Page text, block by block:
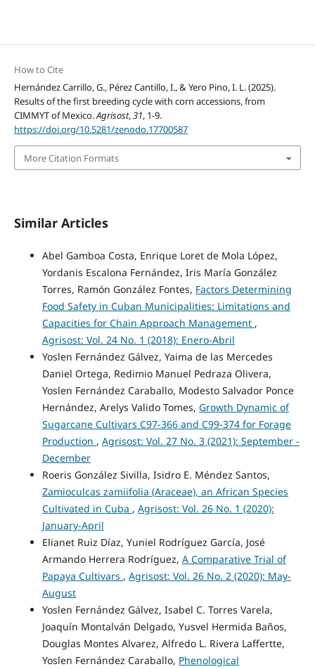
How to Cite
Hernández Carrillo, G., Pérez Cantillo, I., & Yero Pino, I. L. (2025).
Results of the first breeding cycle with corn accessions, from
CIMMYT of Mexico.Agrisost,31, 1-9.
https://doi.org/10.5281/zenodo.17700587
More Citation Formats
Similar Articles
Abel Gamboa Costa, Enrique Loret de Mola López,
Yordanis Escalona Fernández, Iris María González
Torres, Ramón González Fontes, Factors Determining
Food Safety in Cuban Municipalities: Limitations and
Capacities for Chain Approach Management ,
Agrisost: Vol. 24 No. 1 (2018): Enero-Abril
Yoslen Fernández Gálvez, Yaima de las Mercedes
Daniel Ortega, Redimio Manuel Pedraza Olivera,
Yoslen Fernández Caraballo, Modesto Salvador Ponce
Hernández, Arelys Valido Tomes, Growth Dynamic of
Sugarcane Cultivars C97-366 and C99-374 for Forage
Production , Agrisost: Vol. 27 No. 3 (2021): September -
December
Roeris González Sivilla, Isidro E. Méndez Santos,
Zamioculcas zamiifolia (Araceae), an African Species
Cultivated in Cuba , Agrisost: Vol. 26 No. 1 (2020):
January-April
Elianet Ruiz Díaz, Yuniel Rodríguez García, José
Armando Herrera Rodríguez, A Comparative Trial of
Papaya Cultivars , Agrisost: Vol. 26 No. 2 (2020): May-
August
Yoslen Fernández Gálvez, Isabel C. Torres Varela,
Joaquín Montalván Delgado, Yusvel Hermida Baños,
Douglas Montes Alvarez, Alfredo L. Rivera Laffertte,
Yoslen Fernández Caraballo, Phenological